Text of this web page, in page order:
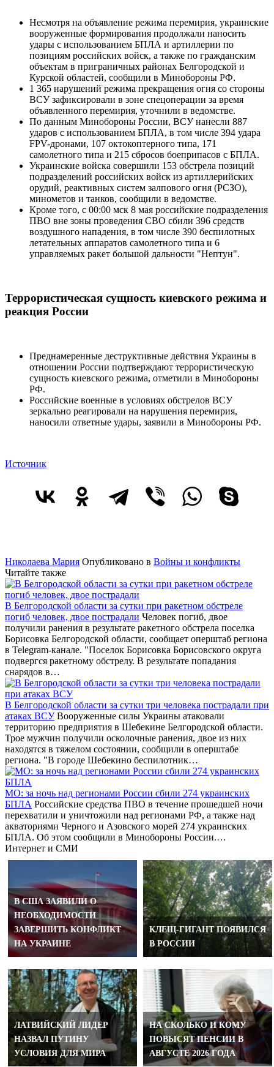
Несмотря на объявление режима перемирия, украинские
вооруженные формирования продолжали наносить
удары с использованием БПЛА и артиллерии по
позициям российских войск, а также по гражданским
объектам в приграничных районах Белгородской и
Курской областей, сообщили в Минобороны РФ.
1 365 нарушений режима прекращения огня со стороны
ВСУ зафиксировали в зоне спецоперации за время
объявленного перемирия, уточнили в ведомстве.
По данным Минобороны России, ВСУ нанесли 887
ударов с использованием БПЛА, в том числе 394 удара
FPV-дронами, 107 октокоптерного типа, 171
самолетного типа и 215 сбросов боеприпасов с БПЛА.
Украинские войска совершили 153 обстрела позиций
подразделений российских войск из артиллерийских
орудий, реактивных систем залпового огня (РСЗО),
минометов и танков, сообщили в ведомстве.
Кроме того, с 00:00 мск 8 мая российские подразделения
ПВО вне зоны проведения СВО сбили 396 средств
воздушного нападения, в том числе 390 беспилотных
летательных аппаратов самолетного типа и 6
управляемых ракет большой дальности "Нептун".
Террористическая сущность киевского режима и
реакция России
Преднамеренные деструктивные действия Украины в
отношении России подтверждают террористическую
сущность киевского режима, отметили в Минобороны
РФ.
Российские военные в условиях обстрелов ВСУ
зеркально реагировали на нарушения перемирия,
наносили ответные удары, заявили в Минобороны РФ.
Источник
Николаева Мария Опубликовано в Войны и конфликты
Читайте также
В Белгородской области за сутки при ракетном обстреле
погиб человек, двое пострадали Человек погиб, двое
получили ранения в результате ракетного обстрела поселка
Борисовка Белгородской области, сообщает оперштаб региона
в Telegram-канале. "Поселок Борисовка Борисовского округа
подвергся ракетному обстрелу. В результате попадания
снарядов в…
В Белгородской области за сутки три человека пострадали при
атаках ВСУВооруженные силы Украины атаковали
территорию предприятия в Шебекине Белгородской области.
Трое мужчин получили осколочные ранения, двое из них
находятся в тяжелом состоянии, сообщили в оперштабе
региона. "В городе Шебекино беспилотник…
МО: за ночь над регионами России сбили 274 украинских
БПЛА Российские средства ПВО в течение прошедшей ночи
перехватили и уничтожили над регионами РФ, а также над
акваториями Черного и Азовского морей 274 украинских
БПЛА. Об этом сообщили в Минобороны России.…
Интернет и СМИ
В США ЗАЯВИЛИ О
НЕОБХОДИМОСТИ
ЗАВЕРШИТЬ КОНФЛИКТ
НА УКРАИНЕ
КЛЕЩ-ГИГАНТ ПОЯВИЛСЯ
В РОССИИ
ЛАТВИЙСКИЙ ЛИДЕР
НАЗВАЛ ПУТИНУ
УСЛОВИЯ ДЛЯ МИРА
НА СКОЛЬКО И КОМУ
ПОВЫСЯТ ПЕНСИИ В
АВГУСТЕ 2026 ГОДА